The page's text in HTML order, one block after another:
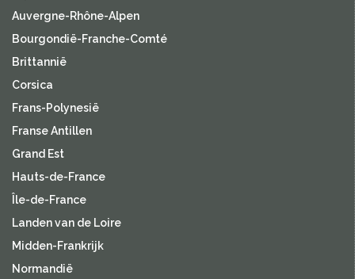
Auvergne-Rhône-Alpen
Bourgondië-Franche-Comté
Brittannië
Corsica
Frans-Polynesië
Franse Antillen
Grand Est
Hauts-de-France
Île-de-France
Landen van de Loire
Midden-Frankrijk
Normandië